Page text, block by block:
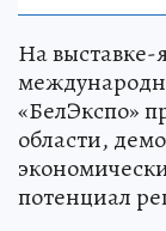
На
«БелЭкспо»
области,
потенциал